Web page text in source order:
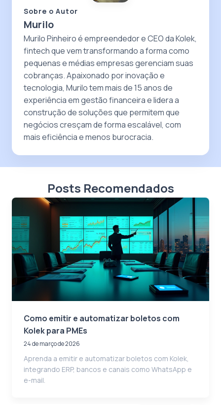
Sobre o Autor
Murilo
Murilo Pinheiro é empreendedor e CEO da Kolek,
fintech que vem transformando a forma como
pequenas e médias empresas gerenciam suas
cobranças. Apaixonado por inovação e
tecnologia, Murilo tem mais de 15 anos de
experiência em gestão financeira e lidera a
construção de soluções que permitem que
negócios cresçam de forma escalável, com
mais eficiência e menos burocracia.
Posts Recomendados
Como emitir e automatizar boletos com
Kolek para PMEs
24 de março de 2026
Aprenda a emitir e automatizar boletos com Kolek,
integrando ERP, bancos e canais como WhatsApp e
e-mail.